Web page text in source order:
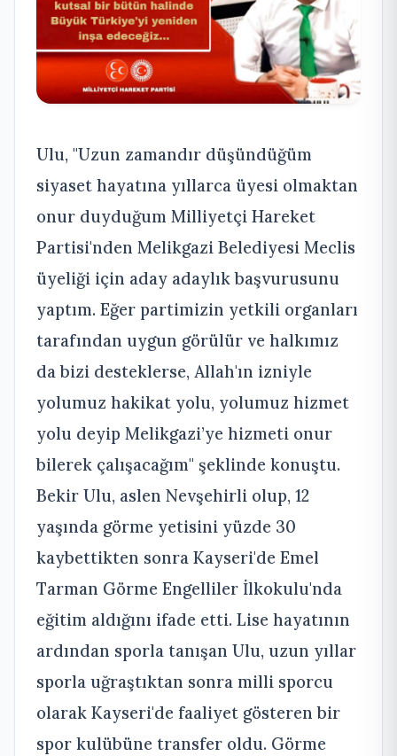
Ulu, "Uzun zamandır düşündüğüm
siyaset hayatına yıllarca üyesi olmaktan
onur duyduğum Milliyetçi Hareket
Partisi'nden Melikgazi Belediyesi Meclis
üyeliği için aday adaylık başvurusunu
yaptım. Eğer partimizin yetkili organları
tarafından uygun görülür ve halkımız
da bizi desteklerse, Allah'ın izniyle
yolumuz hakikat yolu, yolumuz hizmet
yolu deyip Melikgazi’ye hizmeti onur
bilerek çalışacağım" şeklinde konuştu.
Bekir Ulu, aslen Nevşehirli olup, 12
yaşında görme yetisini yüzde 30
kaybettikten sonra Kayseri'de Emel
Tarman Görme Engelliler İlkokulu'nda
eğitim aldığını ifade etti. Lise hayatının
ardından sporla tanışan Ulu, uzun yıllar
sporla uğraştıktan sonra milli sporcu
olarak Kayseri'de faaliyet gösteren bir
spor kulübüne transfer oldu. Görme